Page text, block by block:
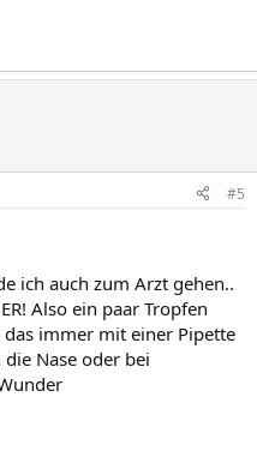
#5
ich auch zum Arzt gehen..
Also ein paar Tropfen
immer mit einer Pipette
Nase oder bei